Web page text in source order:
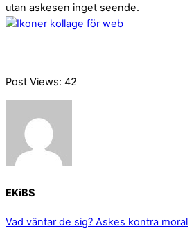
utan askesen inget seende.
Post Views: 42
EKiBS
Vad väntar de sig? Askes kontra moral